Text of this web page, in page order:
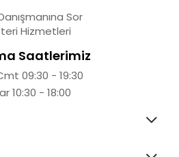
Sor
Hizmetleri
Saatlerimiz
09:30 - 19:30
10:30 - 18:00